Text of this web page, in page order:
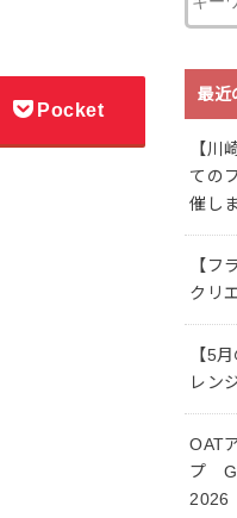
Pocket
最近
【川
ての
催し
【フ
クリ
【5
レン
OAT
プ
2026